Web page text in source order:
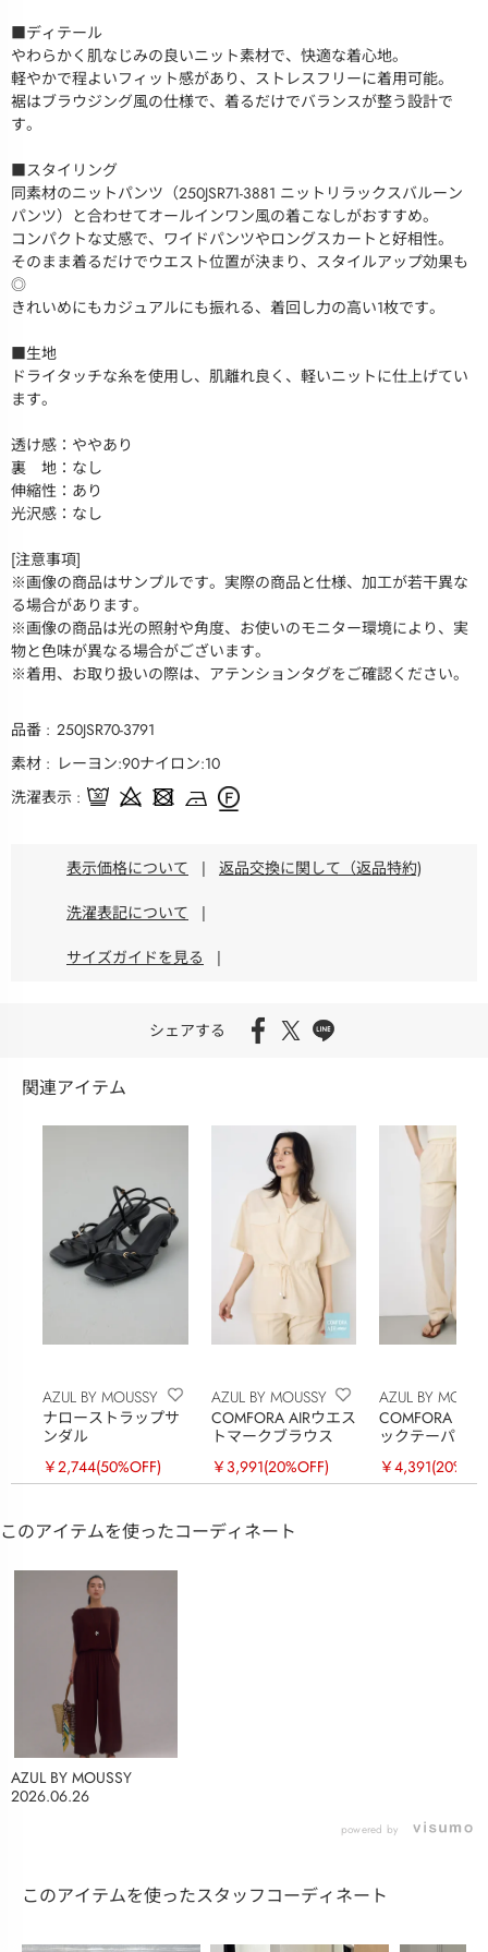
■ディテール
やわらかく肌なじみの良いニット素材で、快適な着心地。
軽やかで程よいフィット感があり、ストレスフリーに着用可能。
裾はブラウジング風の仕様で、着るだけでバランスが整う設計で
す。
■スタイリング
同素材のニットパンツ（250JSR71-3881 ニットリラックスバルーン
パンツ）と合わせてオールインワン風の着こなしがおすすめ。
コンパクトな丈感で、ワイドパンツやロングスカートと好相性。
そのまま着るだけでウエスト位置が決まり、スタイルアップ効果も
◎
きれいめにもカジュアルにも振れる、着回し力の高い1枚です。
■生地
ドライタッチな糸を使用し、肌離れ良く、軽いニットに仕上げてい
ます。
透け感：ややあり
裏 地：なし
伸縮性：あり
光沢感：なし
[注意事項]
※画像の商品はサンプルです。実際の商品と仕様、加工が若干異な
る場合があります。
※画像の商品は光の照射や角度、お使いのモニター環境により、実
物と色味が異なる場合がございます。
※着用、お取り扱いの際は、アテンションタグをご確認ください。
品番
250JSR70-3791
素材
レーヨン:90ナイロン:10
洗濯表示
表示価格について | 返品交換に関して（返品特約)
洗濯表記について |
サイズガイドを見る |
シェアする
関連アイテム
AZUL BY MOUSSY
ナローストラップサ
ンダル
￥2,744(50%OFF)
AZUL BY MOUSSY
COMFORA AIRウエス
トマークブラウス
￥3,991(20%OFF)
AZUL BY
COMFORA AIR
ックテーパー
￥4,391
このアイテムを使ったコーディネート
2026.06.26
AZUL BY MOUSSY
powered by
このアイテムを使ったスタッフコーディネート